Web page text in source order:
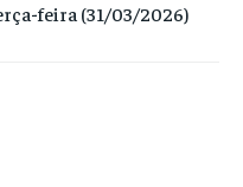
feira (31/03/2026)